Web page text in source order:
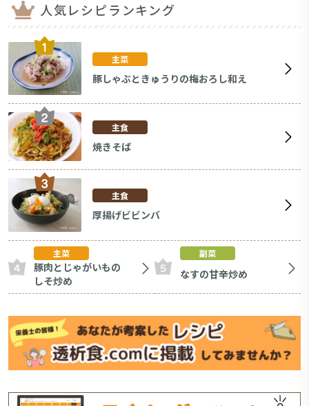
人気レシピランキング
主菜
豚しゃぶときゅうりの梅おろし和え
主食
焼きそば
主食
厚揚げビビンバ
主菜
豚肉とじゃがいもの
しそ炒め
副菜
なすの甘辛炒め